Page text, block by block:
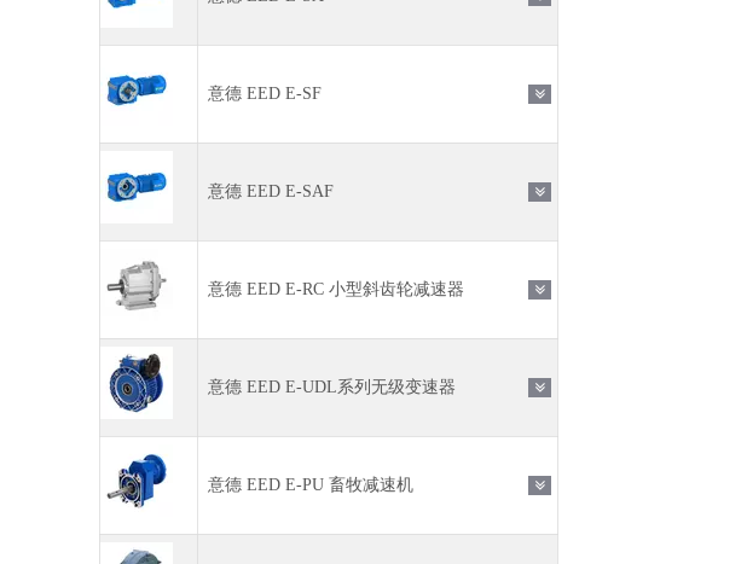
意德 EED E-SF
意德 EED E-SAF
意德 EED E-RC 小型斜齿轮减速器
意德 EED E-UDL系列无级变速器
意德 EED E-PU 畜牧减速机